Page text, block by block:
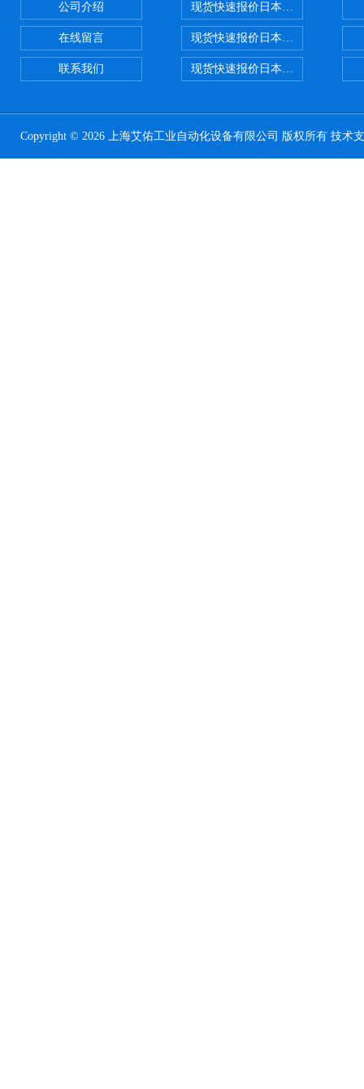
公司介绍
在线留言
联系我们
现货快速报价日本SMC气动元件
现货快速报价日本SMC 气动元件
现货快速报价日本SMC气动元件
Copyright © 2026 上海艾佑工业自动化设备有限公司 版权所有 技术